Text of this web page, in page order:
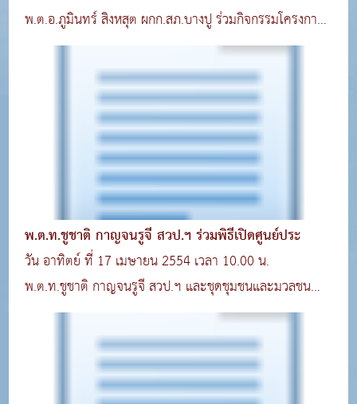
พ.ต.อ.ภูมินทร์ สิงหสุต ผกก.สภ.บางปู ร่วมกิจกรรมโครงกา
พ.ต.ท.ชูชาติ กาญจนรูจี สวป.ฯ ร่วมพิธีเปิดศูนย์ประ
วัน อาทิตย์ ที่ 17 เมษายน 2554 เวลา 10.00 น.
พ.ต.ท.ชูชาติ กาญจนรูจี สวป.ฯ และชุดชุมชนและมวลชน
สัมพ..